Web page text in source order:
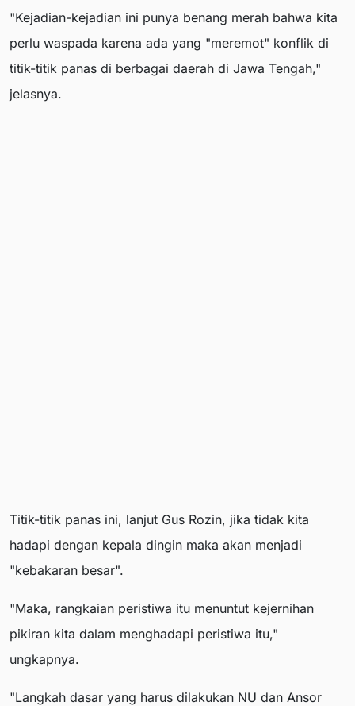
"Kejadian-kejadian ini punya benang merah bahwa kita
perlu waspada karena ada yang "meremot" konflik di
titik-titik panas di berbagai daerah di Jawa Tengah,"
jelasnya.
Titik-titik panas ini, lanjut Gus Rozin, jika tidak kita
hadapi dengan kepala dingin maka akan menjadi
"kebakaran besar".
"Maka, rangkaian peristiwa itu menuntut kejernihan
pikiran kita dalam menghadapi peristiwa itu,"
ungkapnya.
"Langkah dasar yang harus dilakukan NU dan Ansor